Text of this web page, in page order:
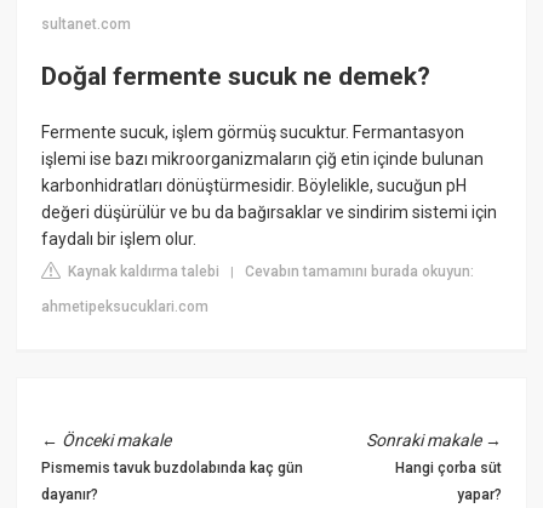
sultanet.com
Doğal fermente sucuk ne demek?
Fermente sucuk, işlem görmüş sucuktur. Fermantasyon
işlemi ise bazı mikroorganizmaların çiğ etin içinde bulunan
karbonhidratları dönüştürmesidir. Böylelikle, sucuğun pH
değeri düşürülür ve bu da bağırsaklar ve sindirim sistemi için
faydalı bir işlem olur.
Kaynak kaldırma talebi |Cevabın tamamını burada okuyun:
ahmetipeksucuklari.com
← Önceki makale
Pismemis tavuk buzdolabında kaç gün
dayanır?
Sonraki makale→
Hangi çorba süt
yapar?